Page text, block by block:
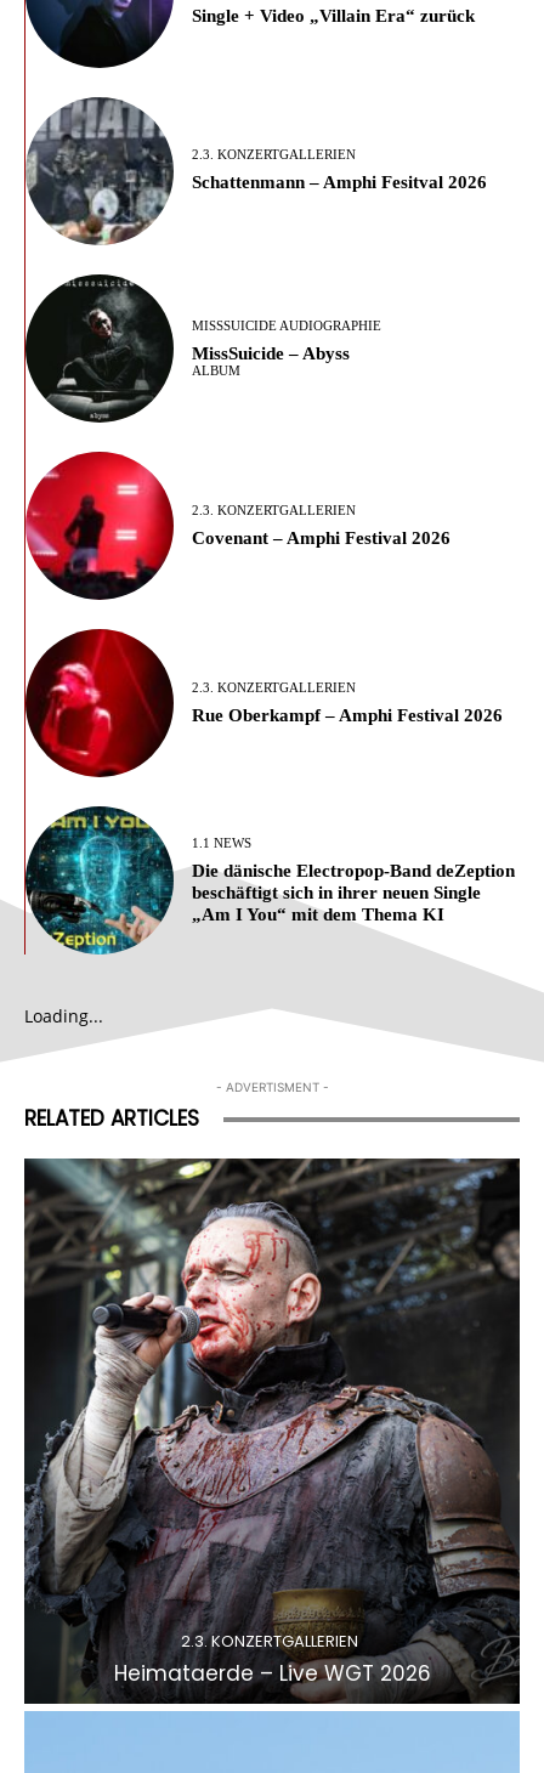
Single + Video „Villain Era“ zurück
2.3. KONZERTGALLERIEN
Schattenmann – Amphi Fesitval 2026
MISSSUICIDE AUDIOGRAPHIE
MissSuicide – Abyss
ALBUM
2.3. KONZERTGALLERIEN
Covenant – Amphi Festival 2026
2.3. KONZERTGALLERIEN
Rue Oberkampf – Amphi Festival 2026
1.1 NEWS
Die dänische Electropop-Band deZeption
beschäftigt sich in ihrer neuen Single
„Am I You“ mit dem Thema KI
Loading...
- ADVERTISMENT -
RELATED ARTICLES
2.3. KONZERTGALLERIEN
Heimataerde – Live WGT 2026